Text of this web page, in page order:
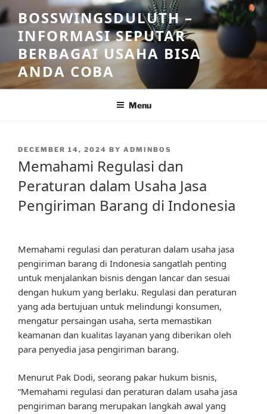
Skip
to
content
BOSSWINGSDULUTH –
INFORMASI SEPUTAR
BERBAGAI USAHA BISA
ANDA COBA
Menu
POSTED
DECEMBER 14, 2024 BY ADMINBOS
Memahami Regulasi dan
Peraturan dalam Usaha Jasa
Pengiriman Barang di Indonesia
Memahami regulasi dan peraturan dalam usaha jasa
pengiriman barang di Indonesia sangatlah penting
untuk menjalankan bisnis dengan lancar dan sesuai
dengan hukum yang berlaku. Regulasi dan peraturan
yang ada bertujuan untuk melindungi konsumen,
mengatur persaingan usaha, serta memastikan
keamanan dan kualitas layanan yang diberikan oleh
para penyedia jasa pengiriman barang.
Menurut Pak Dodi, seorang pakar hukum bisnis,
“Memahami regulasi dan peraturan dalam usaha jasa
pengiriman barang merupakan langkah awal yang